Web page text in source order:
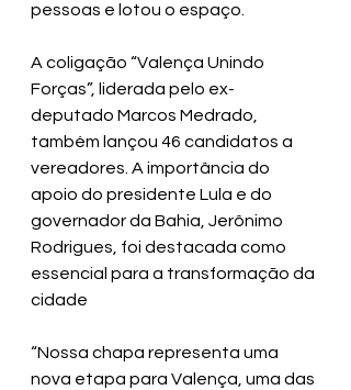
pessoas e lotou o espaço.
A coligação “Valença Unindo
Forças”, liderada pelo ex-
deputado Marcos Medrado,
também lançou 46 candidatos a
vereadores. A importância do
apoio do presidente Lula e do
governador da Bahia, Jerônimo
Rodrigues, foi destacada como
essencial para a transformação da
cidade
“Nossa chapa representa uma
nova etapa para Valença, uma das